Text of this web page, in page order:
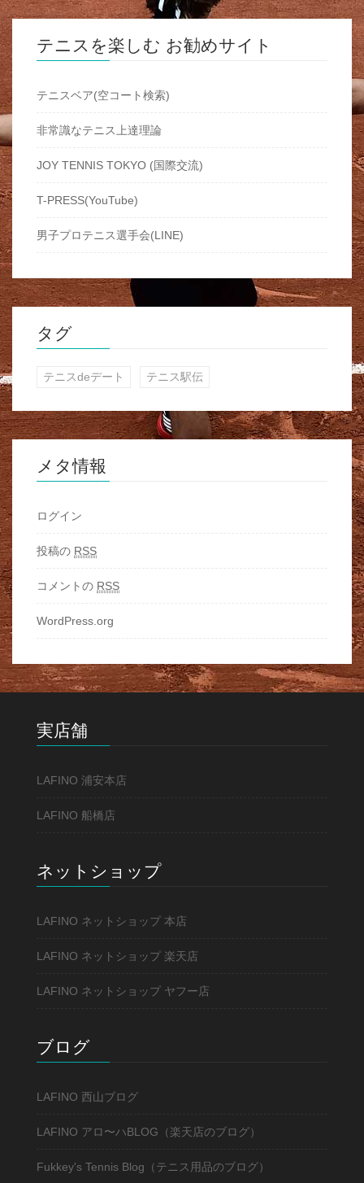
テニスを楽しむ お勧めサイト
テニスベア(空コート検索)
非常識なテニス上達理論
JOY TENNIS TOKYO (国際交流)
T-PRESS(YouTube)
男子プロテニス選手会(LINE)
タグ
テニスdeデート テニス駅伝
メタ情報
ログイン
投稿の RSS
コメントの RSS
WordPress.org
実店舗
LAFINO 浦安本店
LAFINO 船橋店
ネットショップ
LAFINO ネットショップ 本店
LAFINO ネットショップ 楽天店
LAFINO ネットショップ ヤフー店
ブログ
LAFINO 西山ブログ
LAFINO アロ〜ハBLOG（楽天店のブログ）
Fukkey's Tennis Blog（テニス用品のブログ）